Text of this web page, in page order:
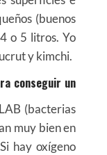
(buenos
o 5 litros. Yo
y kimchi.
conseguir un
(bacterias
muy bien en
hay oxígeno